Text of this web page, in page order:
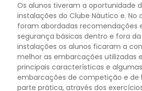
Os alunos tiveram a oportunidade
instalações do Clube Náutico e.
foram abordadas recomendações
segurança básicas dentro e fora da
instalações os alunos ficaram a
melhor as embarcações utilizadas
principais características e
embarcações de competição e de
parte prática, através dos